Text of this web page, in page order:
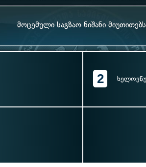
მოცემული საგზაო ნიშანი
2